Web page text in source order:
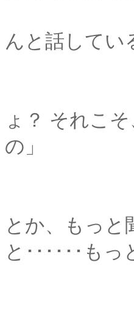
「それも
んと話してい
「え
「だって
ょ？ それこ
の」
「だから
「それに
とか、もっと
と･･････もっ